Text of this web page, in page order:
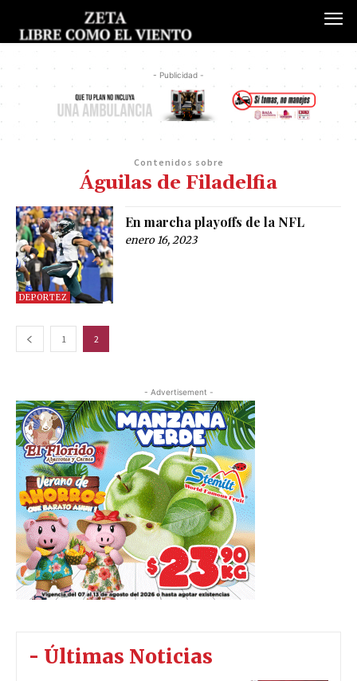
- Publicidad -
Contenidos sobre
Águilas de Filadelfia
DEPORTEZ
En marcha playoffs de la NFL
enero 16, 2023
1 2
- Advertisement -
- Últimas Noticias